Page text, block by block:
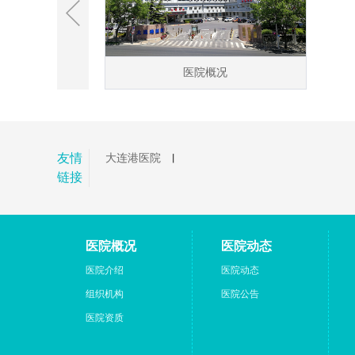
医院概况
友情
链接
大连港医院
医院概况
医院介绍
组织机构
医院资质
医院动态
医院动态
医院公告